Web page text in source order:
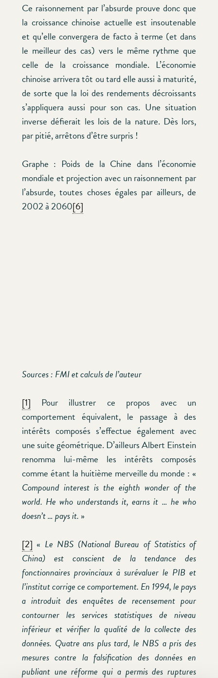
Ce raisonnement par l’absurde prouve donc que
la croissance chinoise actuelle est insoutenable
et qu’elle convergera de facto à terme (et dans
le meilleur des cas) vers le même rythme que
celle de la croissance mondiale. L’économie
chinoise arrivera tôt ou tard elle aussi à maturité,
de sorte que la loi des rendements décroissants
s’appliquera aussi pour son cas. Une situation
inverse défierait les lois de la nature. Dès lors,
par pitié, arrêtons d’être surpris !
Graphe : Poids de la Chine dans l’économie
mondiale et projection avec un raisonnement par
l’absurde, toutes choses égales par ailleurs, de
2002 à 2060[6]
Sources : FMI et calculs de l’auteur
[1] Pour illustrer ce propos avec un
comportement équivalent, le passage à des
intérêts composés s’effectue également avec
une suite géométrique. D’ailleurs Albert Einstein
renomma lui-même les intérêts composés
comme étant la huitième merveille du monde : «
Compound interest is the eighth wonder of the
world. He who understands it, earns it … he who
doesn’t … paysit. »
[2] « Le NBS (National Bureau of Statistics of
China) est conscient de la tendance des
fonctionnaires provinciaux à surévaluer le PIB et
l’institut corrige ce comportement. En 1994, le pays
a introduit des enquêtes de recensement pour
contourner les services statistiques de niveau
inférieur et vérifier la qualité de la collecte des
données. Quatre ans plus tard, le NBS a pris des
mesures contre la falsification des données en
publiant une réforme qui a permis des ruptures